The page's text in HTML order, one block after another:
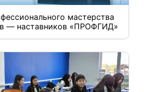
мастерства
— наставников «ПРОФГИД»